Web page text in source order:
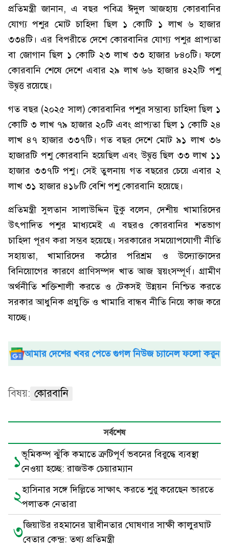
প্রতিমন্ত্রী জানান, এ বছর পবিত্র ঈদুল আজহায় কোরবানির
যোগ্য পশুর মোট চাহিদা ছিল ১ কোটি ১ লাখ ৬ হাজার
৩৩৪টি। এর বিপরীতে দেশে কোরবানির যোগ্য পশুর প্রাপ্যতা
বা জোগান ছিল ১ কোটি ২৩ লাখ ৩৩ হাজার ৮৪০টি। ফলে
কোরবানি শেষে দেশে এবার ২৯ লাখ ৬৬ হাজার ৪২২টি পশু
উদ্বৃত্ত রয়েছে।
গত বছর (২০২৫ সাল) কোরবানির পশুর সম্ভাব্য চাহিদা ছিল ১
কোটি ৩ লাখ ৭৯ হাজার ২০টি এবং প্রাপ্যতা ছিল ১ কোটি ২৪
লাখ ৪৭ হাজার ৩৩৭টি। গত বছর দেশে মোট ৯১ লাখ ৩৬
হাজারটি পশু কোরবানি হয়েছিল এবং উদ্বৃত্ত ছিল ৩৩ লাখ ১১
হাজার ৩৩৭টি পশু। সেই তুলনায় গত বছরের চেয়ে এবার ২
লাখ ৩১ হাজার ৪১৮টি বেশি পশু কোরবানি হয়েছে।
প্রতিমন্ত্রী সুলতান সালাউদ্দিন টুকু বলেন, দেশীয় খামারিদের
উৎপাদিত পশুর মাধ্যমেই এ বছরও কোরবানির শতভাগ
চাহিদা পূরণ করা সম্ভব হয়েছে। সরকারের সময়োপযোগী নীতি
সহায়তা, খামারিদের কঠোর পরিশ্রম ও উদ্যোক্তাদের
বিনিয়োগের কারণে প্রাণিসম্পদ খাত আজ স্বয়ংসম্পূর্ণ। গ্রামীণ
অর্থনীতি শক্তিশালী করতে ও টেকসই উন্নয়ন নিশ্চিত করতে
সরকার আধুনিক প্রযুক্তি ও খামারি বান্ধব নীতি নিয়ে কাজ করে
যাচ্ছে।
আমার দেশের খবর পেতে গুগল নিউজ চ্যানেল ফলো করুন
বিষয়: কোরবানি
সর্বশেষ
১ভূমিকম্প ঝুঁকি কমাতে ত্রুটিপূর্ণ ভবনের বিরুদ্ধে ব্যবস্থা
নেওয়া হচ্ছে: রাজউক চেয়ারম্যান
২হাসিনার সঙ্গে দিল্লিতে সাক্ষাৎ করতে শুরু করেছেন ভারতে
পলাতক নেতারা
৩জিয়াউর রহমানের স্বাধীনতার ঘোষণার সাক্ষী কালুরঘাট
বেতার কেন্দ্র: তথ্য প্রতিমন্ত্রী